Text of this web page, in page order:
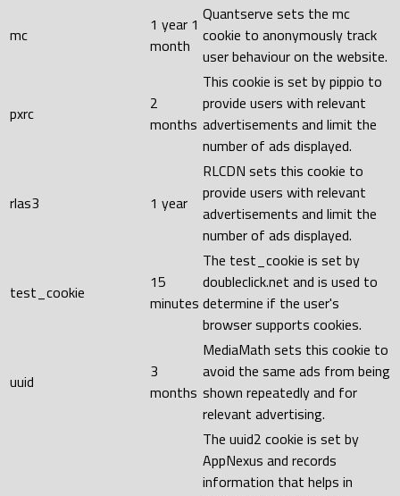
mc
1 year 1
month
Quantserve sets the mc
cookie to anonymously track
user behaviour on the website.
pxrc
2
months
This cookie is set by pippio to
provide users with relevant
advertisements and limit the
number of ads displayed.
rlas3 1 year
RLCDN sets this cookie to
provide users with relevant
advertisements and limit the
number of ads displayed.
test_cookie
15
minutes
The test_cookie is set by
doubleclick.net and is used to
determine if the user's
browser supports cookies.
uuid
3
months
MediaMath sets this cookie to
avoid the same ads from being
shown repeatedly and for
relevant advertising.
The uuid2 cookie is set by
AppNexus and records
information that helps in